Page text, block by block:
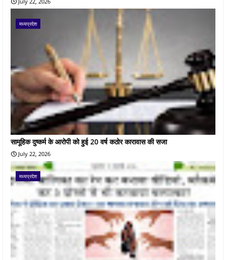
मध्यप्रदेश
सामूहिक दुष्कर्म के आरोपी को हुई 20 वर्ष कठोर कारावास की सजा
July 22, 2026
मध्यप्रदेश